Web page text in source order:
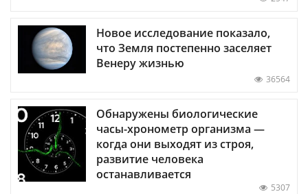
Новое исследование показало,
что Земля постепенно заселяет
Венеру жизнью
36564
Обнаружены биологические
часы-хронометр организма —
когда они выходят из строя,
развитие человека
останавливается
5307